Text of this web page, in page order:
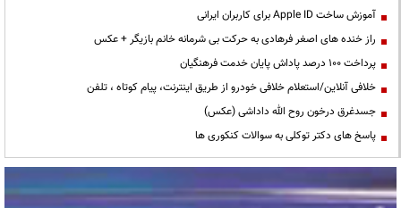
آموزش ساخت Apple ID برای کاربران ایرانی
راز خنده های اصغر فرهادی به حرکت بی شرمانه خانم بازیگر + عکس
پرداخت ۱۰۰ درصد پاداش پایان خدمت فرهنگیان
خلافی آنلاین/استعلام خلافی خودرو از طریق اینترنت، پیام کوتاه ، تلفن
جسدغرق درخون روح الله داداشی (عکس)
پاسخ های دکتر توکلی به سوالات کنکوری ها